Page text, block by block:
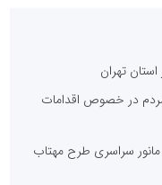
در خصوص اقدامات
مانور سراسری طرح مهتاب